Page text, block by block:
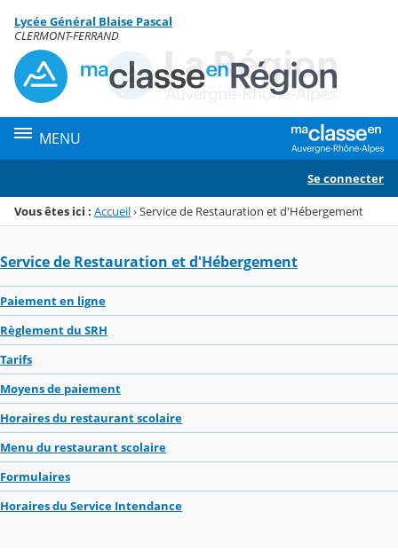
Menu de la rubrique
Contenu
Lycée Général Blaise Pascal
CLERMONT-FERRAND
MENU
Se connecter
Vous êtes ici : Accueil›Service de Restauration et d'Hébergement
Service de Restauration et d'Hébergement
Paiement en ligne
Règlement du SRH
Tarifs
Moyens de paiement
Horaires du restaurant scolaire
Menu du restaurant scolaire
Formulaires
Horaires du Service Intendance